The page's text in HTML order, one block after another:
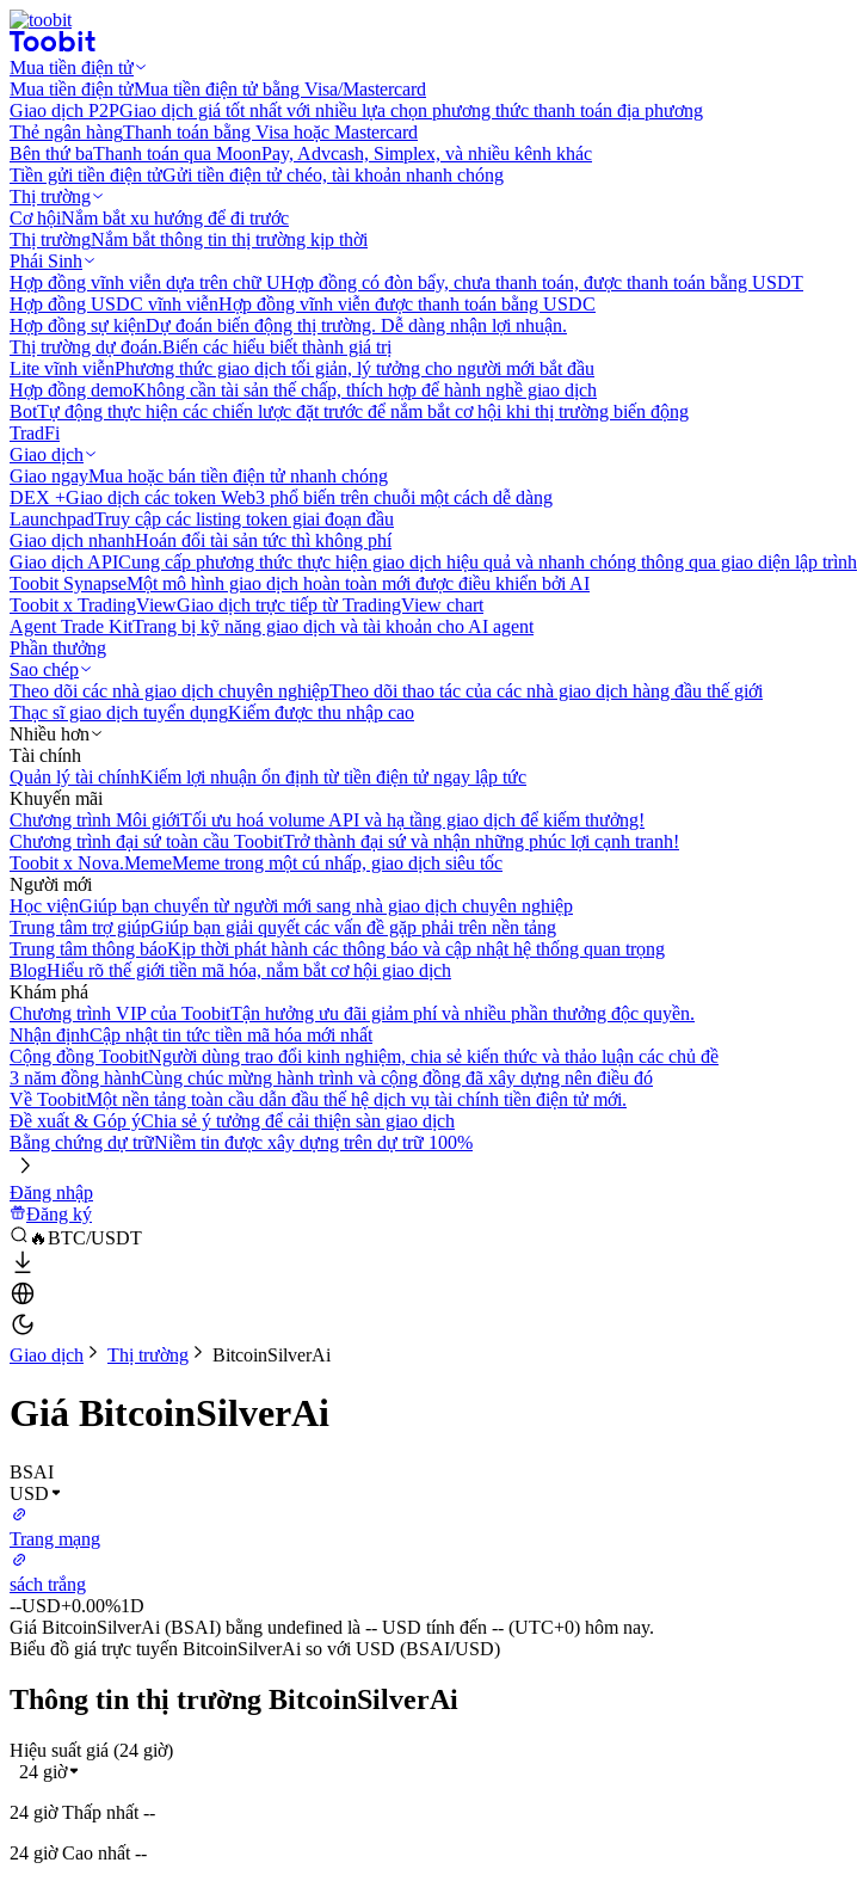
Mua tiền điện tử
Mua tiền điện tửMua tiền điện tử bằng Visa/Mastercard
Giao dịch P2PGiao dịch giá tốt nhất với nhiều lựa chọn phương thức thanh toán địa phương
Thẻ ngân hàngThanh toán bằng Visa hoặc Mastercard
Bên thứ baThanh toán qua MoonPay, Advcash, Simplex, và nhiều kênh khác
Tiền gửi tiền điện tửGửi tiền điện tử chéo, tài khoản nhanh chóng
Thị trường
Cơ hộiNắm bắt xu hướng để đi trước
Thị trườngNắm bắt thông tin thị trường kịp thời
Phái Sinh
Hợp đồng vĩnh viễn dựa trên chữ UHợp đồng có đòn bẩy, chưa thanh toán, được thanh toán bằng USDT
Hợp đồng USDC vĩnh viễnHợp đồng vĩnh viễn được thanh toán bằng USDC
Hợp đồng sự kiệnDự đoán biến động thị trường. Dễ dàng nhận lợi nhuận.
Thị trường dự đoán.Biến các hiểu biết thành giá trị
Lite vĩnh viễnPhương thức giao dịch tối giản, lý tưởng cho người mới bắt đầu
Hợp đồng demoKhông cần tài sản thế chấp, thích hợp để hành nghề giao dịch
BotTự động thực hiện các chiến lược đặt trước để nắm bắt cơ hội khi thị trường biến động
TradFi
Giao dịch
Giao ngayMua hoặc bán tiền điện tử nhanh chóng
DEX +Giao dịch các token Web3 phổ biến trên chuỗi một cách dễ dàng
LaunchpadTruy cập các listing token giai đoạn đầu
Giao dịch nhanhHoán đổi tài sản tức thì không phí
Giao dịch APICung cấp phương thức thực hiện giao dịch hiệu quả và nhanh chóng thông qua giao diện lập trình
Toobit SynapseMột mô hình giao dịch hoàn toàn mới được điều khiển bởi AI
Toobit x TradingViewGiao dịch trực tiếp từ TradingView chart
Agent Trade KitTrang bị kỹ năng giao dịch và tài khoản cho AI agent
Phần thưởng
Sao chép
Theo dõi các nhà giao dịch chuyên nghiệpTheo dõi thao tác của các nhà giao dịch hàng đầu thế giới
Thạc sĩ giao dịch tuyển dụngKiếm được thu nhập cao
Nhiều hơn
Tài chính
Quản lý tài chínhKiếm lợi nhuận ổn định từ tiền điện tử ngay lập tức
Khuyến mãi
Chương trình Môi giớiTối ưu hoá volume API và hạ tầng giao dịch để kiếm thưởng!
Chương trình đại sứ toàn cầu ToobitTrở thành đại sứ và nhận những phúc lợi cạnh tranh!
Toobit x Nova.MemeMeme trong một cú nhấp, giao dịch siêu tốc
Người mới
Học việnGiúp bạn chuyển từ người mới sang nhà giao dịch chuyên nghiệp
Trung tâm trợ giúpGiúp bạn giải quyết các vấn đề gặp phải trên nền tảng
Trung tâm thông báoKịp thời phát hành các thông báo và cập nhật hệ thống quan trọng
BlogHiểu rõ thế giới tiền mã hóa, nắm bắt cơ hội giao dịch
Khám phá
Chương trình VIP của ToobitTận hưởng ưu đãi giảm phí và nhiều phần thưởng độc quyền.
Nhận địnhCập nhật tin tức tiền mã hóa mới nhất
Cộng đồng ToobitNgười dùng trao đổi kinh nghiệm, chia sẻ kiến thức và thảo luận các chủ đề
3 năm đồng hànhCùng chúc mừng hành trình và cộng đồng đã xây dựng nên điều đó
Về ToobitMột nền tảng toàn cầu dẫn đầu thế hệ dịch vụ tài chính tiền điện tử mới.
Đề xuất & Góp ýChia sẻ ý tưởng để cải thiện sàn giao dịch
Bằng chứng dự trữNiềm tin được xây dựng trên dự trữ 100%
Đăng nhập
Đăng ký
🔥BTC/USDT
Giao dịch Thị trường BitcoinSilverAi
Giá BitcoinSilverAi
BSAI
USD
Trang mạng
sách trắng
--USD+0.00%1D
Giá BitcoinSilverAi (BSAI) bằng undefined là -- USD tính đến -- (UTC+0) hôm nay.
Biểu đồ giá trực tuyến BitcoinSilverAi so với USD (BSAI/USD)
Thông tin thị trường BitcoinSilverAi
Hiệu suất giá (24 giờ)
24 giờ
24 giờ Thấp nhất --
24 giờ Cao nhất --